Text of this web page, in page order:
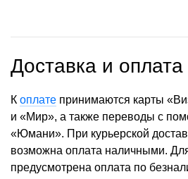
Доставка и оплата
К оплате принимаются карты
и «Мир», а также переводы с
«Юмани». При курьерской
возможна оплата наличными.
предусмотрена оплата по